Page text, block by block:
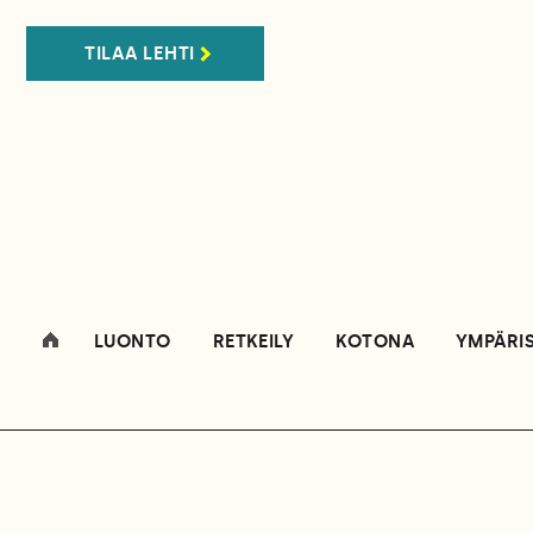
TILAA LEHTI
LUONTO RETKEILY KOTONA